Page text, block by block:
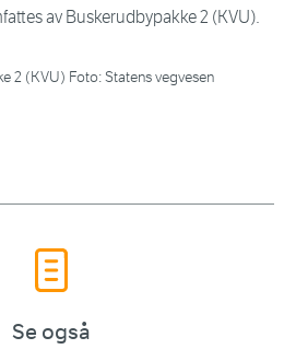
2 (KVU) Foto: Statens vegvesen
Se også